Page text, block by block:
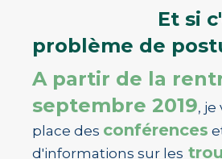
Et si
problème de
A partir de la
septembre 2019, je
place des conférences
d'informations sur les